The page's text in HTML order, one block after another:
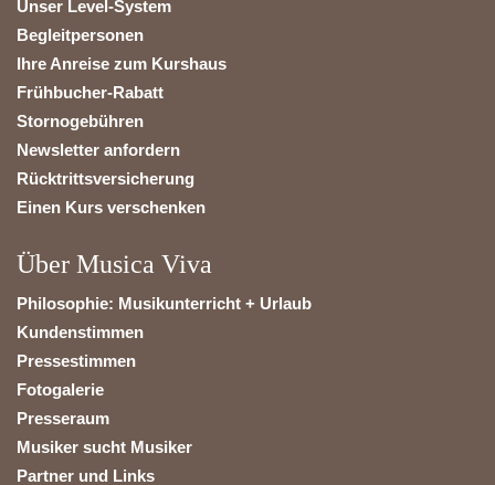
Unser Level-System
Begleitpersonen
Ihre Anreise zum Kurshaus
Frühbucher-Rabatt
Stornogebühren
Newsletter anfordern
Rücktrittsversicherung
Einen Kurs verschenken
Über Musica Viva
Philosophie: Musikunterricht + Urlaub
Kundenstimmen
Pressestimmen
Fotogalerie
Presseraum
Musiker sucht Musiker
Partner und Links